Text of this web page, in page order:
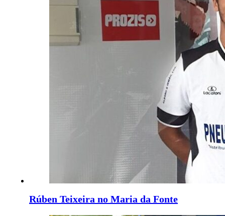
Rúben Teixeira no Maria da Fonte